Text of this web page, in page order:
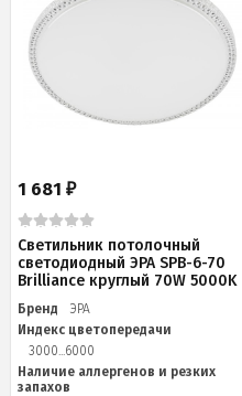
1 681 ₽
Светильник потолочный
светодиодный ЭРА SPB-6-70
Brilliance круглый 70W 5000K
Бренд
ЭРА
Индекс цветопередачи
3000...6000
Наличие аллергенов и резких
запахов